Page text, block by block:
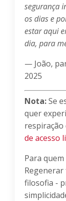
segurança
os dias e
estar aqui
dia, para
— João,
2025
Nota:Se
quer
respiração
de acesso
Para
Regenerar
filosofia -